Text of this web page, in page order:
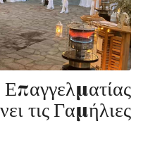
τις Γαμήλιες